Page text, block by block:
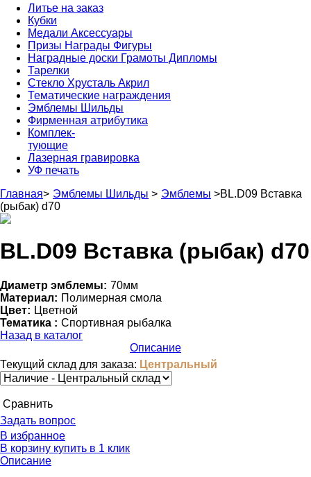
Литье на заказ
Кубки
Медали Аксессуары
Призы Награды Фигуры
Наградные доски Грамоты Дипломы
Тарелки
Стекло Хрусталь Акрил
Тематические награждения
Эмблемы Шильды
Фирменная атрибутика
Комплек-
тующие
Лазерная гравировка
УФ печать
Главная> Эмблемы Шильды > Эмблемы >BL.D09 Вставка
(рыбак) d70
BL.D09 Вставка (рыбак) d70
Диаметр эмблемы: 70мм
Материал: Полимерная смола
Цвет: Цветной
Тематика : Спортивная рыбалка
Назад в каталог
Описание
Текущий склад для заказа: Центральный
Cравнить
Задать вопрос
В избранное
В корзину купить в 1 клик
Описание